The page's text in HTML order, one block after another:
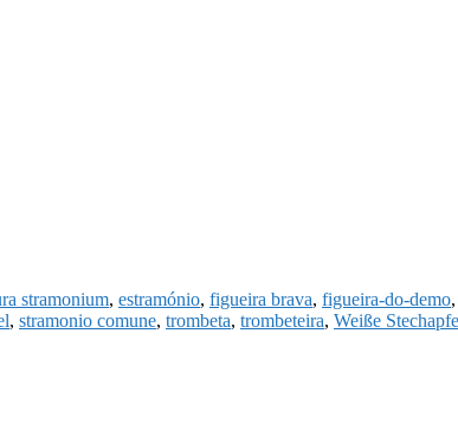
stramonium, estramónio, figueira brava, figueira-do-demo,
, stramonio comune, trombeta, trombeteira, Weiße